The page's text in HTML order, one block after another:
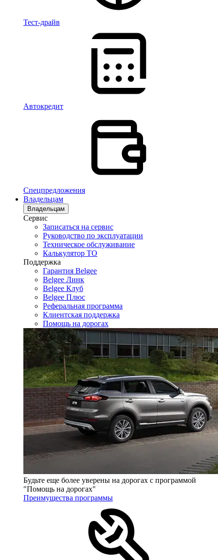
Тест-драйв
Автокредит
Спецпредложения
Владельцам
Владельцам
Сервис
Записаться на сервис
Руководство по эксплуатации
Техническое обслуживание
Калькулятор ТО
Поддержка
Гарантия Belgee
Belgee Линк
Belgee Клуб
Belgee Плюс
Реферальная программа
Клиентская поддержка
Помощь на дорогах
Будьте еще более уверены на дорогах с программой
"Помощь на дорогах"
Преимущества программы